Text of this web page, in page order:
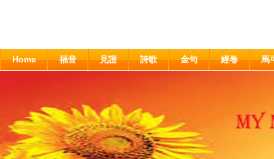
Home 福音 見證 詩歌 金句 經卷 馬